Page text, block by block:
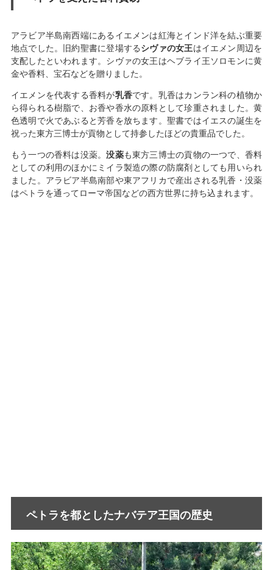
アラビア半島南西端にあるイエメンは紅海とインド洋を結ぶ重要
地点でした。旧約聖書に登場するシヴァの女王はイエメン周辺を
支配したといわれます。シヴァの女王はヘブライ王ソロモンに黄
金や香料、宝石などを贈りました。
イエメンを代表する香料が乳香です。乳香はカンラン科の植物か
ら得られる樹脂で、お香や香水の原料として珍重されました。黄
色透明で火であぶると芳香を放ちます。聖書ではイエスの誕生を
祝った東方三博士が貢物として持参したほどの貴重品でした。
もう一つの香料は没薬。没薬も東方三博士の貢物の一つで、香料
としての利用のほかにミイラ製造の際の防腐剤としても用いられ
ました。アラビア半島南部や東アフリカで産出される乳香・没薬
はペトラを通ってローマ帝国などの西方世界に持ち込まれます。
ペトラを都としたナバテア王国の歴史